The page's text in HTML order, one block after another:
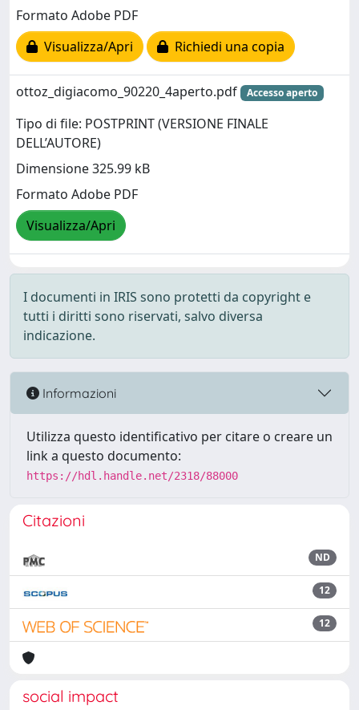
Formato Adobe PDF
Visualizza/Apri
Richiedi una copia
ottoz_digiacomo_90220_4aperto.pdf Accesso aperto
Tipo di file: POSTPRINT (VERSIONE FINALE
DELL’AUTORE)
Dimensione 325.99 kB
Formato Adobe PDF
Visualizza/Apri
I documenti in IRIS sono protetti da copyright e
tutti i diritti sono riservati, salvo diversa
indicazione.
Informazioni
Utilizza questo identificativo per citare o creare un
link a questo documento:
https://hdl.handle.net/2318/88000
Citazioni
ND
12
12
social impact